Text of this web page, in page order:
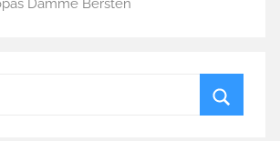
Dämme Bersten